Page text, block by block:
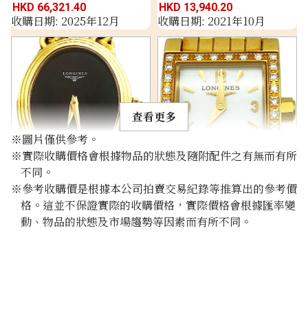
HKD 66,321.40
收購日期: 2025年12月
HKD 13,940.20
收購日期: 2021年10月
Longines K18YG battery
operated black
Longines Dolce Vita
Diamond L5.161.7 YG
Battery Operated White
查看更多
※圖片僅供參考。
※實際收購價格會根據物品的狀態及隨附配件之有無而有所
不同。
※參考收購價是根據本公司拍賣交易紀錄等推算出的參考價
格。這並不保證實際的收購價格，實際價格會根據匯率變
動、物品的狀態及市場趨勢等因素而有所不同。